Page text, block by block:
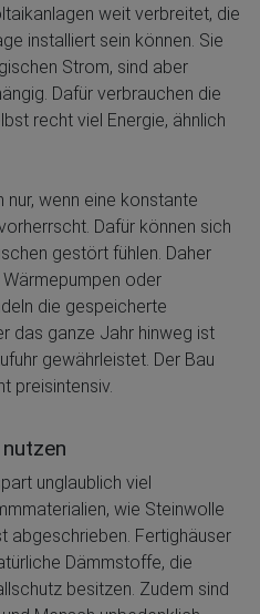
weit verbreitet, die
installiert sein können. Sie
Strom, sind aber
Dafür verbrauchen die
recht viel Energie, ähnlich
nur, wenn eine konstante
Dafür können sich
gestört fühlen. Daher
oder
die gespeicherte
das ganze Jahr hinweg ist
gewährleistet. Der Bau
preisintensiv.
unglaublich viel
wie Steinwolle
abgeschrieben. Fertighäuser
Dämmstoffe, die
besitzen. Zudem sind